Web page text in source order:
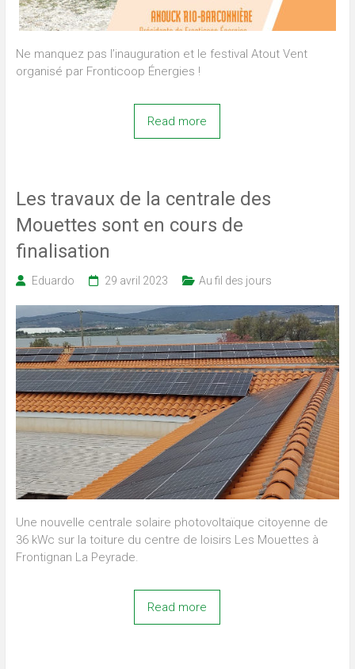
Ne manquez pas l’inauguration et le festival Atout Vent
organisé par Fronticoop Énergies !
Read more
Les travaux de la centrale des
Mouettes sont en cours de
finalisation
Eduardo 29 avril 2023 Au fil des jours
Une nouvelle centrale solaire photovoltaïque citoyenne de
36 kWc sur la toiture du centre de loisirs Les Mouettes à
Frontignan La Peyrade.
Read more